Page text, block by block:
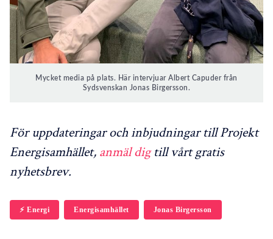
Mycket media på plats. Här intervjuar Albert Capuder från
Sydsvenskan Jonas Birgersson.
För uppdateringar och inbjudningar till Projekt
Energisamhället, anmäl digtill vårt gratis
nyhetsbrev.
⚡️ Energi Energisamhället Jonas Birgersson